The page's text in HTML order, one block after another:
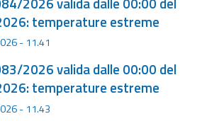
temperature estreme
- 11.41
2026 valida dalle 00:00 del
temperature estreme
- 11.43